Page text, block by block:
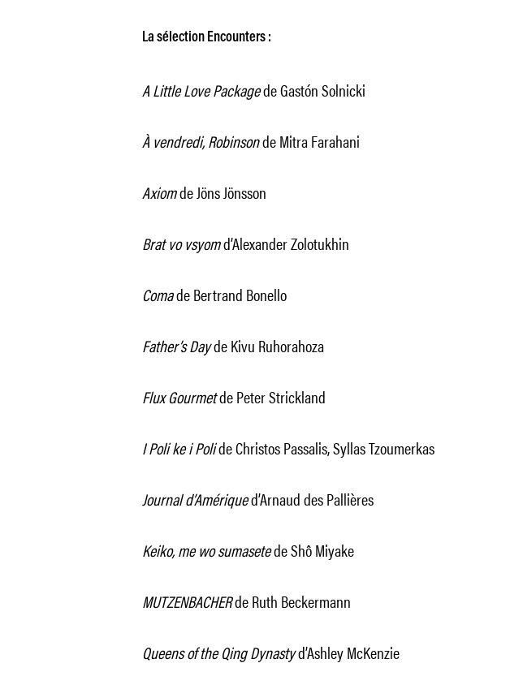
La sélection Encounters :
A Little Love Packagede Gastón Solnicki
À vendredi, Robinsonde Mitra Farahani
Axiomde Jöns Jönsson
Brat vo vsyomd’Alexander Zolotukhin
Comade Bertrand Bonello
Father’s Dayde Kivu Ruhorahoza
Flux Gourmetde Peter Strickland
I Poli ke i Polide Christos Passalis, Syllas Tzoumerkas
Journal d’Amériqued’Arnaud des Pallières
Keiko, me wo sumasetede Shô Miyake
MUTZENBACHERde Ruth Beckermann
Queens of the Qing Dynastyd’Ashley McKenzie